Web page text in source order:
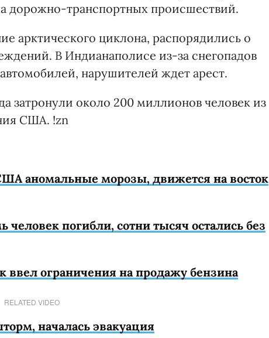
дорожно-транспортных происшествий.
арктического циклона, распорядились о
В Индианаполисе из-за снегопадов
нарушителей ждет арест.
затронули около 200 миллионов человек из
США. !zn
аномальные морозы, движется на восток
погибли, сотни тысяч остались без
ввел ограничения на продажу бензина
RELATED VIDEO
началась эвакуация